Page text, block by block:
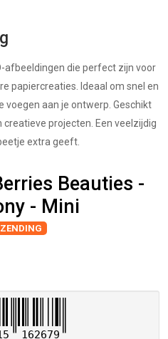
afbeeldingen die perfect zijn voor
papiercreaties. Ideaal om snel en
voegen aan je ontwerp. Geschikt
projecten. Een veelzijdig
extra geeft.
Beauties -
- Mini
162679